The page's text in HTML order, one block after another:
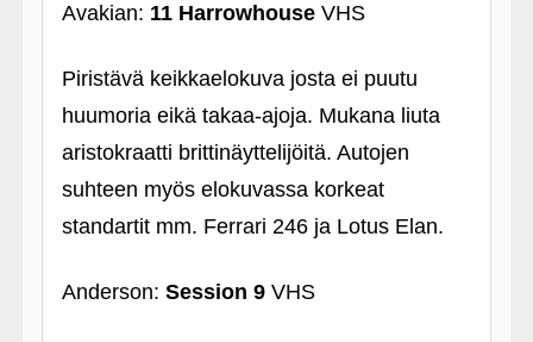
Avakian: 11 Harrowhouse VHS
Piristävä keikkaelokuva josta ei puutu
huumoria eikä takaa-ajoja. Mukana liuta
aristokraatti brittinäyttelijöitä. Autojen
suhteen myös elokuvassa korkeat
standartit mm. Ferrari 246 ja Lotus Elan.
Anderson: Session 9VHS